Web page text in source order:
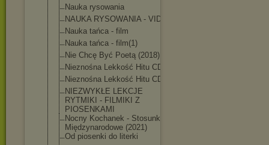
Nauka rysowania
NAUKA RYSOWANIA - VIDEO
Nauka tańca - film
Nauka tańca - film(1)
Nie Chcę Być Poetą (2018)
Nieznośna Lekkość Hitu CD1
Nieznośna Lekkość Hitu CD2
NIEZWYKŁE LEKCJE
RYTMIKI - FILMIKI Z
PIOSENKAMI
Nocny Kochanek - Stosunki
Międzynarodowe (2021)
Od piosenki do literki